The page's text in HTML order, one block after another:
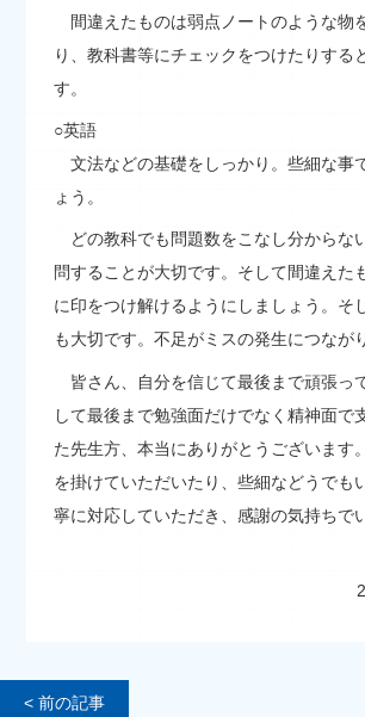
間違えたものは弱点ノートのような物
り、教科書等にチェックをつけたりする
す。
○英語
文法などの基礎をしっかり。些細な事
ょう。
どの教科でも問題数をこなし分からな
問することが大切です。そして間違えた
に印をつけ解けるようにしましょう。そ
も大切です。不足がミスの発生につなが
皆さん、自分を信じて最後まで頑張っ
して最後まで勉強面だけでなく精神面で
た先生方、本当にありがとうございます
を掛けていただいたり、些細などうでも
寧に対応していただき、感謝の気持ちで
< 前の記事